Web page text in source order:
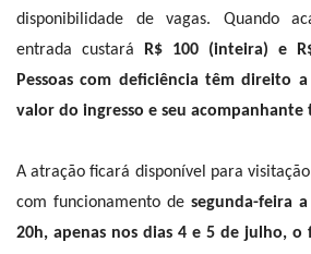
disponibilidade de vagas. Quando
entrada custará R$ 100 (inteira) e
Pessoas com deficiência têm direito
valor do ingresso e seu acompanhante
A atração ficará disponível para
com funcionamento de segunda-feira
20h, apenas nos dias 4 e 5 de julho, o